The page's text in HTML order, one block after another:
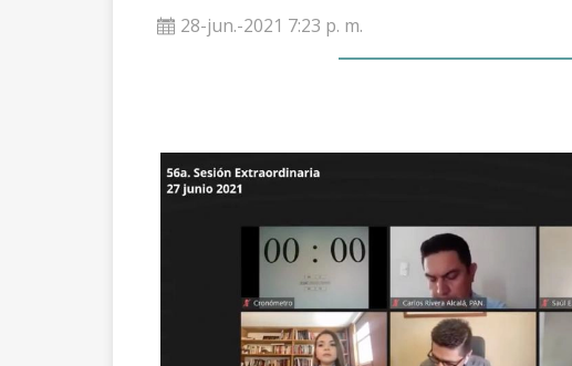
28-jun.-2021 7:23 p. m.